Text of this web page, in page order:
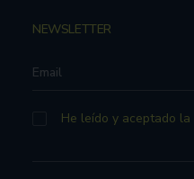
NEWSLETTER
He leído y aceptado la